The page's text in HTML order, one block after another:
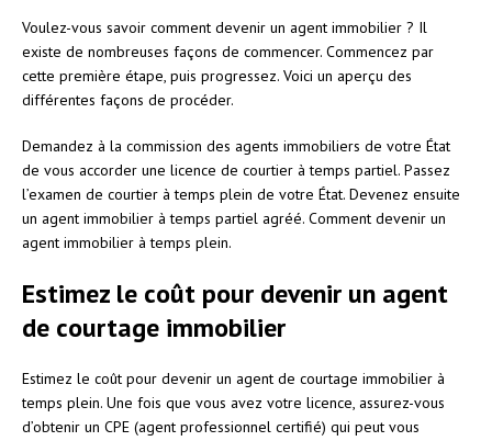
Voulez-vous savoir comment devenir un agent immobilier ? Il
existe de nombreuses façons de commencer. Commencez par
cette première étape, puis progressez. Voici un aperçu des
différentes façons de procéder.
Demandez à la commission des agents immobiliers de votre État
de vous accorder une licence de courtier à temps partiel. Passez
l’examen de courtier à temps plein de votre État. Devenez ensuite
un agent immobilier à temps partiel agréé. Comment devenir un
agent immobilier à temps plein.
Estimez le coût pour devenir un agent
de courtage immobilier
Estimez le coût pour devenir un agent de courtage immobilier à
temps plein. Une fois que vous avez votre licence, assurez-vous
d’obtenir un CPE (agent professionnel certifié) qui peut vous